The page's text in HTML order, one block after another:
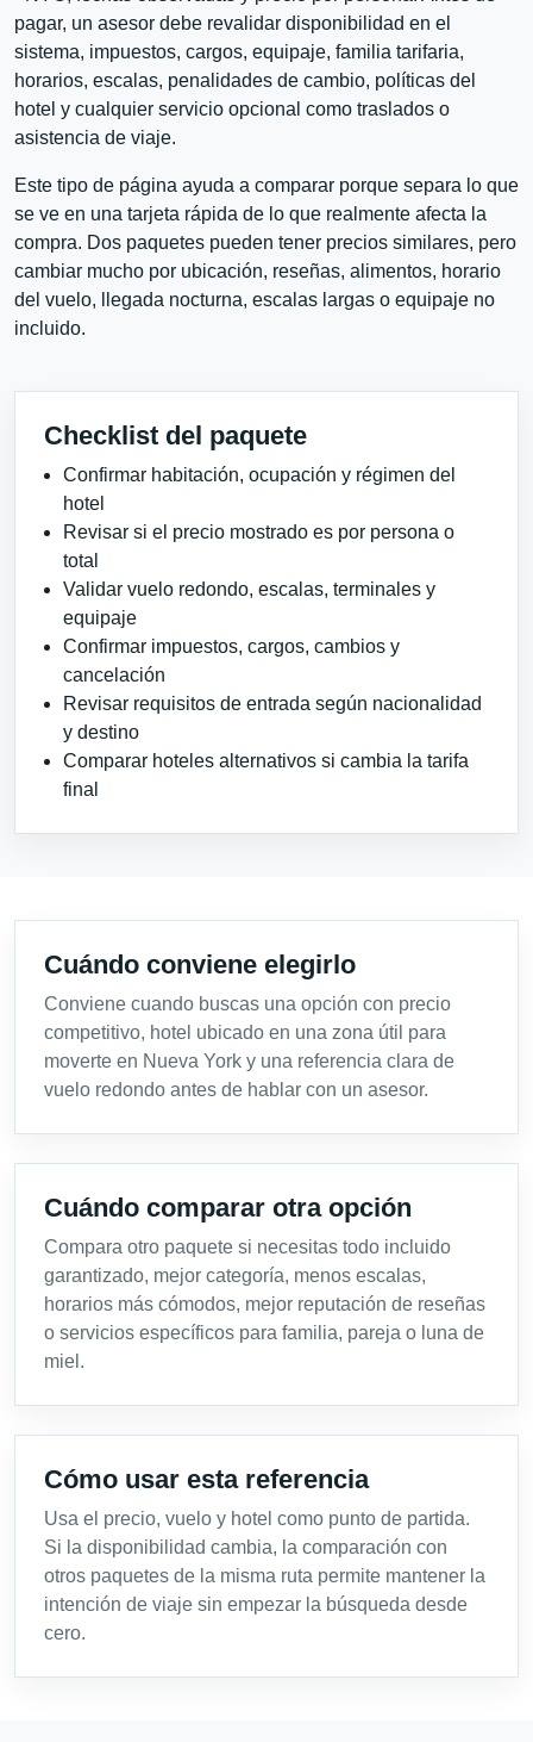
pagar, un asesor debe revalidar disponibilidad en el
sistema, impuestos, cargos, equipaje, familia tarifaria,
horarios, escalas, penalidades de cambio, políticas del
hotel y cualquier servicio opcional como traslados o
asistencia de viaje.
Este tipo de página ayuda a comparar porque separa lo que
se ve en una tarjeta rápida de lo que realmente afecta la
compra. Dos paquetes pueden tener precios similares, pero
cambiar mucho por ubicación, reseñas, alimentos, horario
del vuelo, llegada nocturna, escalas largas o equipaje no
incluido.
Checklist del paquete
Confirmar habitación, ocupación y régimen del
hotel
Revisar si el precio mostrado es por persona o
total
Validar vuelo redondo, escalas, terminales y
equipaje
Confirmar impuestos, cargos, cambios y
cancelación
Revisar requisitos de entrada según nacionalidad
y destino
Comparar hoteles alternativos si cambia la tarifa
final
Cuándo conviene elegirlo
Conviene cuando buscas una opción con precio
competitivo, hotel ubicado en una zona útil para
moverte en Nueva York y una referencia clara de
vuelo redondo antes de hablar con un asesor.
Cuándo comparar otra opción
Compara otro paquete si necesitas todo incluido
garantizado, mejor categoría, menos escalas,
horarios más cómodos, mejor reputación de reseñas
o servicios específicos para familia, pareja o luna de
miel.
Cómo usar esta referencia
Usa el precio, vuelo y hotel como punto de partida.
Si la disponibilidad cambia, la comparación con
otros paquetes de la misma ruta permite mantener la
intención de viaje sin empezar la búsqueda desde
cero.